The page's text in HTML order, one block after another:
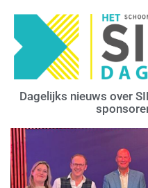
Dagelijks nieuws over